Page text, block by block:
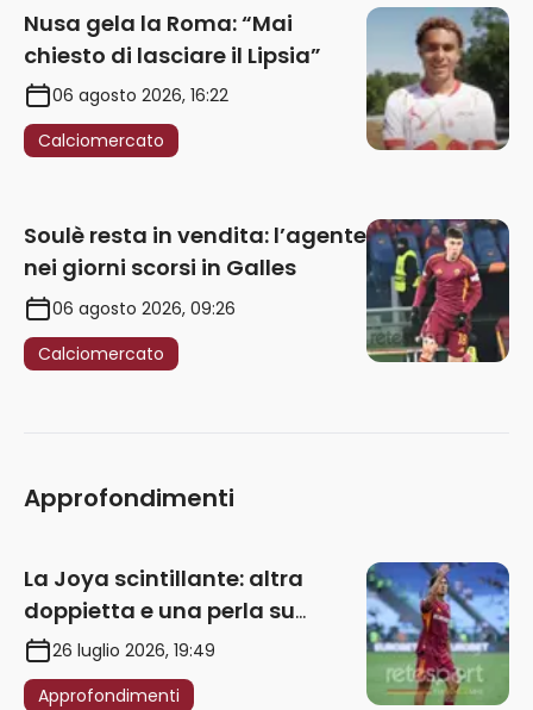
Nusa gela la Roma: “Mai
chiesto di lasciare il Lipsia”
06 agosto 2026, 16:22
Calciomercato
Soulè resta in vendita: l’agente
nei giorni scorsi in Galles
06 agosto 2026, 09:26
Calciomercato
Approfondimenti
La Joya scintillante: altra
doppietta e una perla su
punizione – VIDEO
26 luglio 2026, 19:49
Approfondimenti